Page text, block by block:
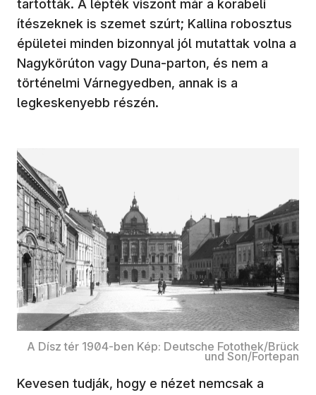
tartották. A lépték viszont már a korabeli
ítészeknek is szemet szúrt; Kallina robosztus
épületei minden bizonnyal jól mutattak volna a
Nagykörúton vagy Duna-parton, és nem a
történelmi Várnegyedben, annak is a
legkeskenyebb részén.
A Dísz tér 1904-ben Kép: Deutsche Fotothek/Brück
und Son/Fortepan
Kevesen tudják, hogy e nézet nemcsak a